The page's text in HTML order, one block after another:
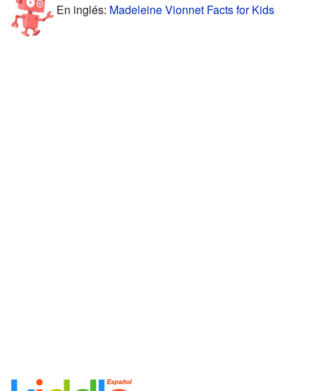
En inglés: Madeleine Vionnet Facts for Kids